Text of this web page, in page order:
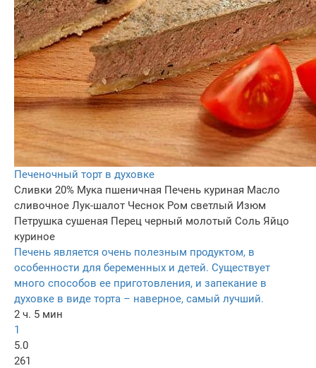
Печеночный торт в духовке
Сливки 20% Мука пшеничная Печень куриная Масло
сливочное Лук-шалот Чеснок Ром светлый Изюм
Петрушка сушеная Перец черный молотый Соль Яйцо
куриное
Печень является очень полезным продуктом, в
особенности для беременных и детей. Существует
много способов ее приготовления, и запекание в
духовке в виде торта – наверное, самый лучший.
2 ч. 5 мин
1
5.0
261